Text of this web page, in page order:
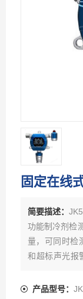
固定在线
简要描述：
功能制冷剂检
量，可同时检
和超标声光报
牌的电化学
产品型号：